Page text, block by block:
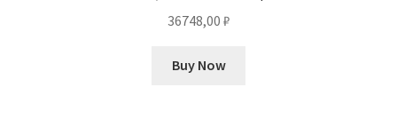
36748,00 ₽
Buy Now